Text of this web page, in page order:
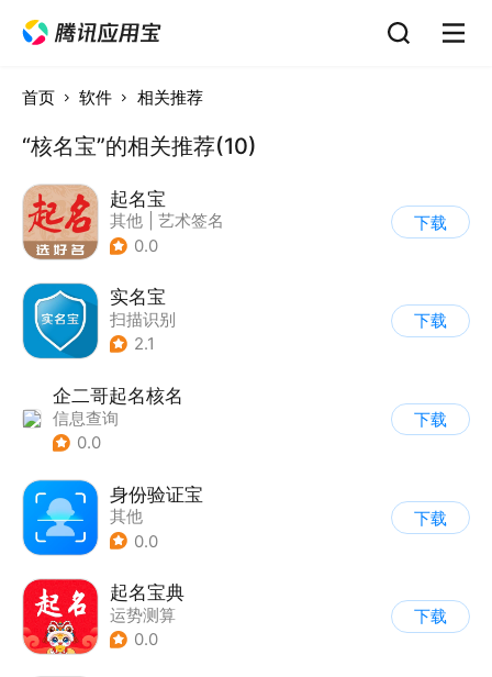
首页 软件 相关推荐
“核名宝”的相关推荐(10)
起名宝
其他
艺术签名
0.0
下载
实名宝
扫描识别
2.1
下载
企二哥起名核名
信息查询
0.0
下载
身份验证宝
其他
0.0
下载
起名宝典
运势测算
0.0
下载